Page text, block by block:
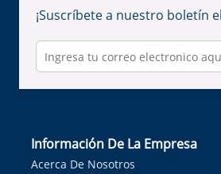
¡Suscríbete a nuestro boletín
Información De La Empresa
Acerca De Nosotros